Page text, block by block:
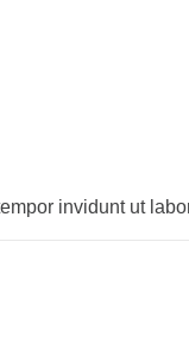
invidunt ut